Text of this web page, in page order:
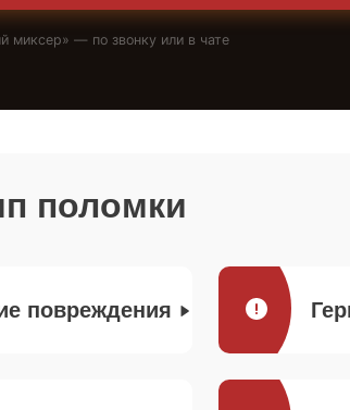
миксер» — по звонку или в чате
поломки
повреждения